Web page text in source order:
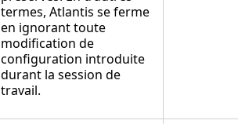
termes, Atlantis se ferme
en ignorant toute
modification de
configuration introduite
durant la session de
travail.